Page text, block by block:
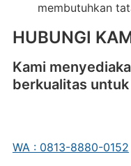
membutuhkan
HUBUNGI
Kami
berkualitas
WA : 0813-8880-0152